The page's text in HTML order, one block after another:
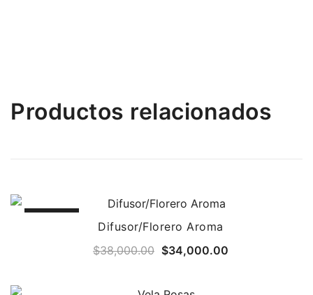
Productos relacionados
Difusor/Florero Aroma
$38,000.00 Original
$34,000.00